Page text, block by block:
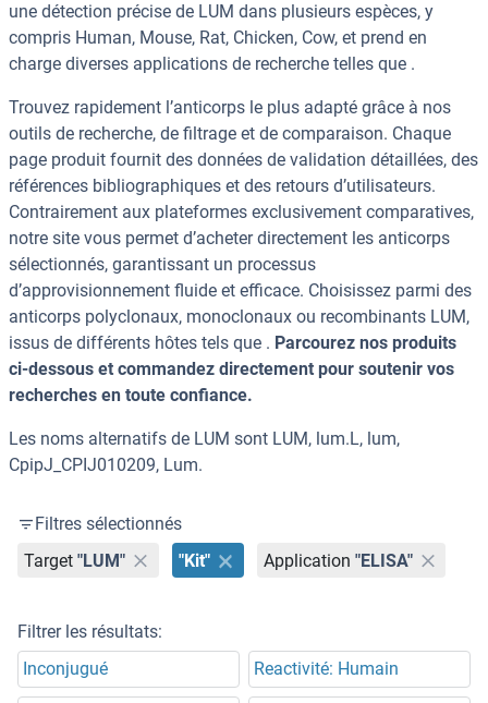
une détection précise de LUM dans plusieurs espèces, y
compris Human, Mouse, Rat, Chicken, Cow, et prend en
charge diverses applications de recherche telles que .
Trouvez rapidement l’anticorps le plus adapté grâce à nos
outils de recherche, de filtrage et de comparaison. Chaque
page produit fournit des données de validation détaillées, des
références bibliographiques et des retours d’utilisateurs.
Contrairement aux plateformes exclusivement comparatives,
notre site vous permet d’acheter directement les anticorps
sélectionnés, garantissant un processus
d’approvisionnement fluide et efficace. Choisissez parmi des
anticorps polyclonaux, monoclonaux ou recombinants LUM,
issus de différents hôtes tels que . Parcourez nos produits
ci-dessous et commandez directement pour soutenir vos
recherches en toute confiance.
Les noms alternatifs de LUM sont LUM, lum.L, lum,
CpipJ_CPIJ010209, Lum.
Filtres sélectionnés
Target "LUM" "Kit" Application "ELISA"
Filtrer les résultats:
Inconjugué
Reactivité: Humain